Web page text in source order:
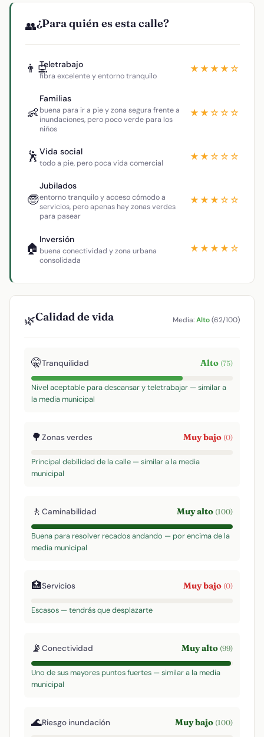
👥¿Para quién es esta calle?
👨‍💻Teletrabajo
fibra excelente y entorno tranquilo
★★★★☆
👶
Familias
buena para ir a pie y zona segura frente a
inundaciones, pero poco verde para los
niños
★★☆☆☆
🕺 Vida social
todo a pie, pero poca vida comercial
★★☆☆☆
🧓
Jubilados
entorno tranquilo y acceso cómodo a
servicios, pero apenas hay zonas verdes
para pasear
★★★☆☆
🏠
Inversión
buena conectividad y zona urbana
consolidada
★★★★☆
🌿Calidad de vida Media:Alto(62/100)
🤫Tranquilidad Alto (75)
Nivel aceptable para descansar y teletrabajar — similar a
la media municipal
🌳Zonas verdes Muy bajo (0)
Principal debilidad de la calle — similar a la media
municipal
🚶 Caminabilidad Muy alto (100)
Buena para resolver recados andando — por encima de la
media municipal
🏥Servicios Muy bajo (0)
Escasos — tendrás que desplazarte
📡Conectividad Muy alto (99)
Uno de sus mayores puntos fuertes — similar a la media
municipal
🌊Riesgo inundación Muy bajo (100)